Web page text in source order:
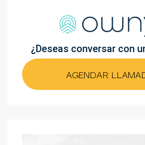
¿Deseas conversar con
AGENDAR